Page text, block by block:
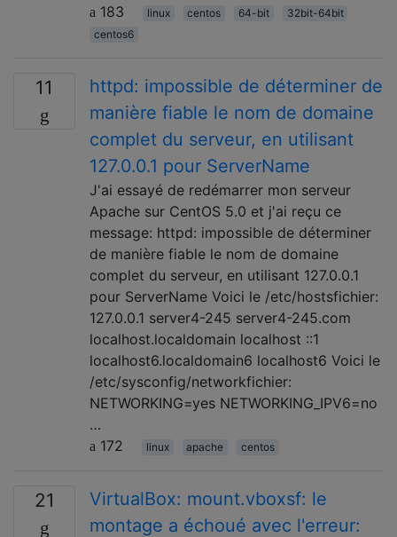
183
linux centos 64-bit
32bit-64bit
centos6
11
httpd: impossible de déterminer de
manière fiable le nom de domaine
complet du serveur, en utilisant
127.0.0.1 pour ServerName
J'ai essayé de redémarrer mon serveur
Apache sur CentOS 5.0 et j'ai reçu ce
message: httpd: impossible de déterminer
de manière fiable le nom de domaine
complet du serveur, en utilisant 127.0.0.1
pour ServerName Voici le /etc/hostsfichier:
127.0.0.1 server4-245 server4-245.com
localhost.localdomain localhost ::1
localhost6.localdomain6 localhost6 Voici le
/etc/sysconfig/networkfichier:
NETWORKING=yes NETWORKING_IPV6=no
…
172
linux apache centos
21
VirtualBox: mount.vboxsf: le
montage a échoué avec l'erreur: